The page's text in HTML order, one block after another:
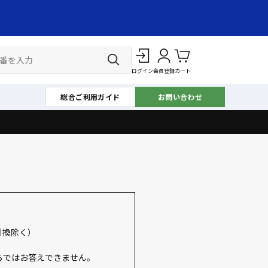
ログイン会員登録カート
総合ご利用ガイド お問い合わせ
除く）
はお答えできません。